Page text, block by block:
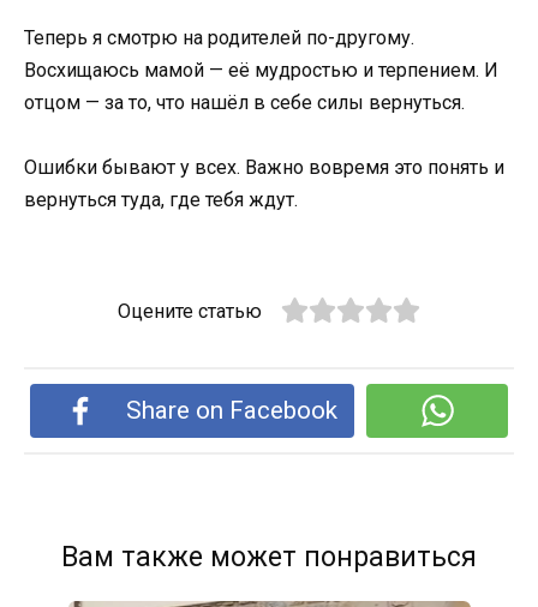
Теперь я смотрю на родителей по-другому.
Восхищаюсь мамой — её мудростью и терпением. И
отцом — за то, что нашёл в себе силы вернуться.
Ошибки бывают у всех. Важно вовремя это понять и
вернуться туда, где тебя ждут.
Оцените статью
Share on Facebook
Вам также может понравиться